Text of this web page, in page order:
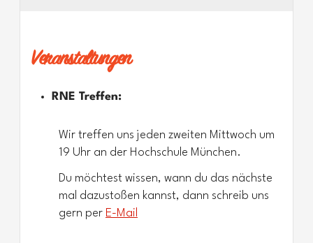
Veranstaltungen
RNE Treffen:
Wir treffen uns jeden zweiten Mittwoch um
19 Uhr an der Hochschule München.
Du möchtest wissen, wann du das nächste
mal dazustoßen kannst, dann schreib uns
gern per E-Mail